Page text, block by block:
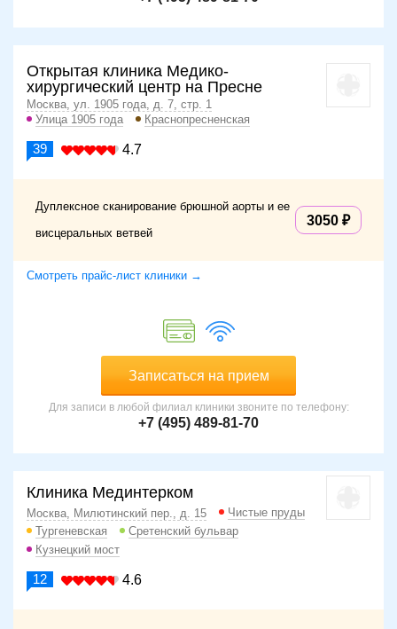
Открытая клиника Медико-
хирургический центр на Пресне
Москва, ул. 1905 года, д. 7, стр. 1
Улица 1905 года
Краснопресненская
39 4.7
Дуплексное сканирование брюшной аорты и ее
висцеральных ветвей
3050
Смотреть прайс-лист клиники →
Записаться на прием
Для записи в любой филиал клиники звоните по телефону:
+7 (495) 489-81-70
Клиника Мединтерком
Москва, Милютинский пер., д. 15
Чистые пруды
Тургеневская
Сретенский бульвар
Кузнецкий мост
12 4.6